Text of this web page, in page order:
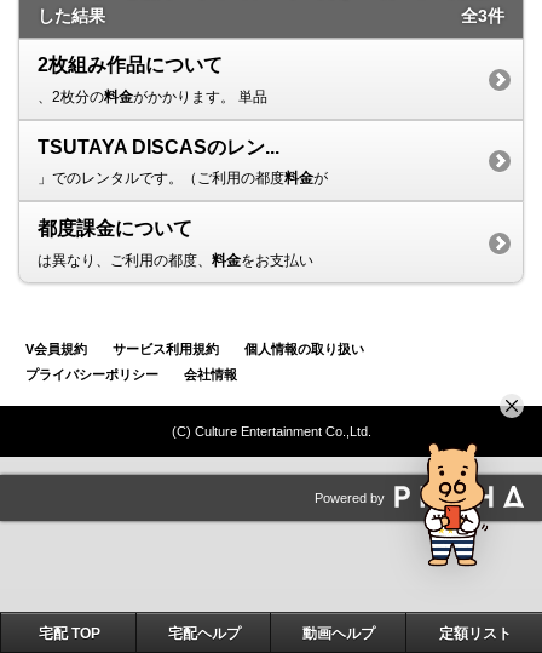
した結果
全3件
2枚組み作品について
、2枚分の料金がかかります。 単品
TSUTAYA DISCASのレン...
」でのレンタルです。（ご利用の都度料金が
都度課金について
は異なり、ご利用の都度、 料金をお支払い
V会員規約 サービス利用規約
個人情報の取り扱い
プライバシーポリシー
会社情報
(C) Culture Entertainment Co.,Ltd.
宅配 TOP 宅配ヘルプ 動画ヘルプ 定額リスト
Powered by